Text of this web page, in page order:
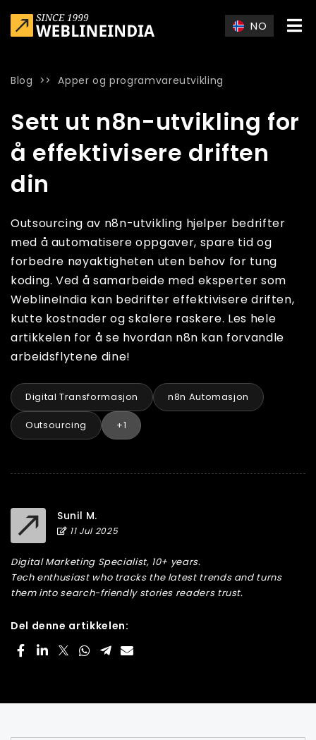
NO
Blog >>Apper og programvareutvikling
Sett ut n8n-utvikling for
å effektivisere driften
din
Outsourcing av n8n-utvikling hjelper bedrifter
med å automatisere oppgaver, spare tid og
forbedre nøyaktigheten uten behov for tung
koding. Ved å samarbeide med eksperter som
WeblineIndia kan bedrifter effektivisere driften,
kutte kostnader og skalere raskere. Les hele
artikkelen for å se hvordan n8n kan forvandle
arbeidsflytene dine!
Digital Transformasjon n8n Automasjon
Outsourcing +1
Sunil M.
11 Jul 2025
Digital Marketing Specialist, 10+ years.
Tech enthusiast who tracks the latest trends and turns
them into search-friendly stories readers trust.
Del denne artikkelen: